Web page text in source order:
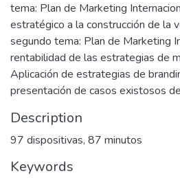
tema: Plan de Marketing
estratégico a la construcción de la
segundo tema: Plan de Marketing
rentabilidad de las estrategias de
Aplicación de estrategias de
presentación de casos existosos
Description
97 dispositivas, 87 minutos
Keywords